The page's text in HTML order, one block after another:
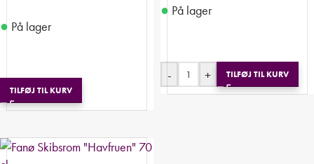
● På lager
TILFØJ TIL KURV
● På lager
- + TILFØJ TIL KURV